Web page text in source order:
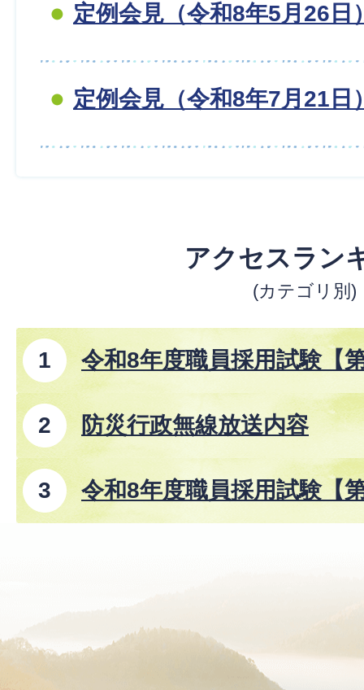
定例会見（令和8年5月26日
定例会見（令和8年7月21日
アクセスラン
(カテゴリ別)
令和8年度職員採用試験【
防災行政無線放送内容
令和8年度職員採用試験【